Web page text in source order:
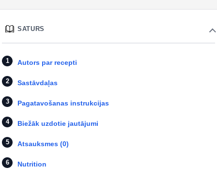
SATURS
Autors par recepti
Sastāvdaļas
Pagatavošanas instrukcijas
Biežāk uzdotie jautājumi
Atsauksmes (0)
Nutrition